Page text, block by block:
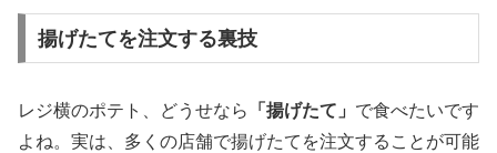
揚げたてを注文する裏技
レジ横のポテト、どうせなら 「揚げたて」 で食べたいです
よね。実は、多くの店舗で揚げたてを注文することが可能